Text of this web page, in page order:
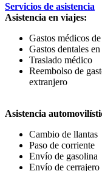
Servicios de asistencia
Asistencia en viajes:
Gastos médicos
Gastos dentales
Traslado médico
Reembolso de
extranjero
Asistencia
Cambio de llantas
Paso de corriente
Envío de gasolina
Envío de cerrajero